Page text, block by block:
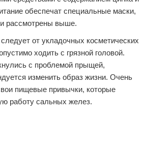
обеспечат специальные маски,
рассмотрены выше.
от укладочных косметических
ходить с грязной головой.
с проблемой прыщей,
изменить образ жизни. Очень
пищевые привычки, которые
работу сальных желез.